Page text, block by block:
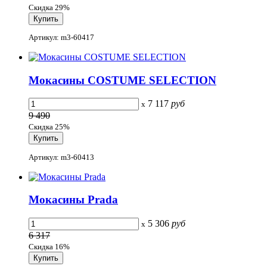
Скидка 29%
Артикул: m3-60417
Мокасины COSTUME SELECTION
x 7 117 руб
9 490
Скидка 25%
Артикул: m3-60413
Мокасины Prada
x 5 306 руб
6 317
Скидка 16%